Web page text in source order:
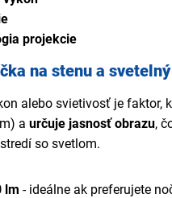
projekcie
na stenu a
alebo svietivosť je faktor,
a určuje jasnosť obrazu,
so svetlom.
lm - ideálne ak preferujete